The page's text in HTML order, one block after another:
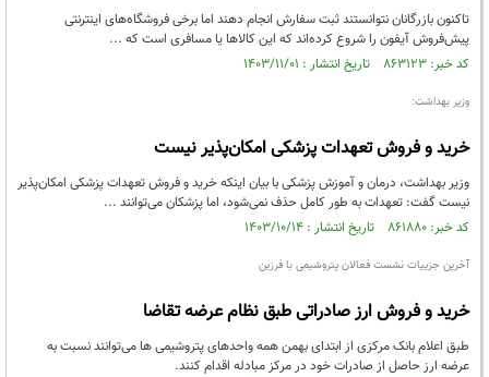
تاکنون بازرگانان نتوانستند ثبت سفارش انجام دهند اما برخی فروشگاه‌های اینترنتی
پیش‌فروش آیفون را شروع کرده‌اند که این کالاها یا مسافری است که ...
کد خبر: ۸۶۳۱۲۳ تاریخ انتشار : ۱۴۰۳/۱۱/۰۱
وزیر بهداشت:
خرید و فروش تعهدات پزشکی امکان‌پذیر نیست
وزیر بهداشت، درمان و آموزش پزشکی با بیان اینکه خرید و فروش تعهدات پزشکی امکان‌پذیر
نیست گفت: تعهدات به طور کامل حذف نمی‌شود، اما پزشکان می‌توانند ...
کد خبر: ۸۶۱۸۸۰ تاریخ انتشار : ۱۴۰۳/۱۰/۱۴
آخرین جزییات نشست فعالان پتروشیمی با فرزین
خرید و فروش ارز صادراتی طبق نظام عرضه تقاضا
طبق اعلام بانک مرکزی از ابتدای بهمن همه واحدهای پتروشیمی ها می‌توانند نسبت به
عرضه ارز حاصل از صادرات خود در مرکز مبادله اقدام کنند.